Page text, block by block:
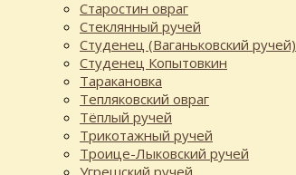
Старостин овраг
Стеклянный ручей
Студенец (Ваганьковский ручей)
Студенец Копытовкин
Таракановка
Тепляковский овраг
Тёплый ручей
Трикотажный ручей
Троице-Лыковский ручей